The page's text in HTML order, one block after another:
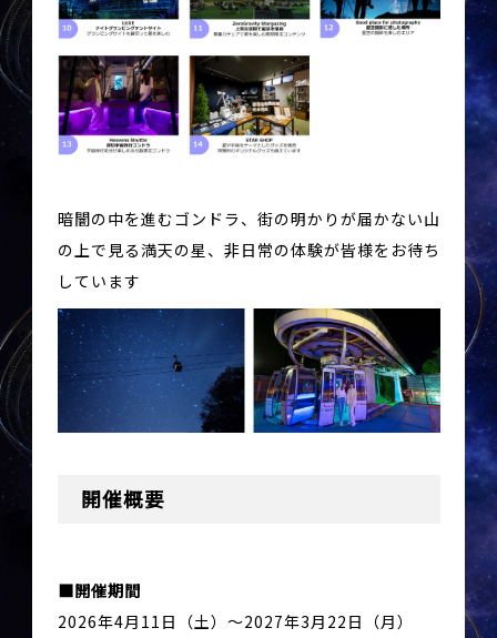
暗闇の中を進むゴンドラ、街の明かりが届かない山
の上で見る満天の星、非日常の体験が皆様をお待ち
しています
開催概要
開催期間
2026年4月11日（土）～2027年3月22日（月）